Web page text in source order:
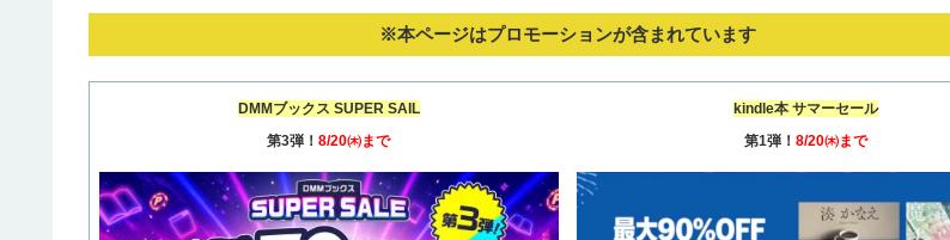
※本ページはプロモーションが含まれています
DMMブックス SUPER SAIL
第3弾！ 8/20㈭まで
kindle本 サマーセール
第1弾！ 8/20㈭まで